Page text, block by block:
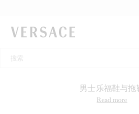
VERSACE | 主页
男士乐福鞋与拖
Read more